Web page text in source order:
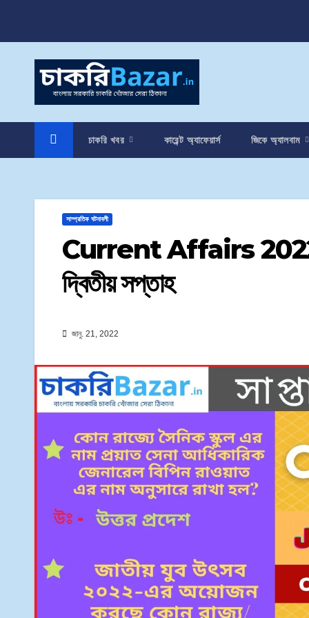
চাকরি খবর কারেন্ট অ্যাফেয়ার্স জিকে অ্যালবাম
সাম্প্রতিক ঘটনাবলী
Current Affairs 2022 |
দ্বিতীয় সপ্তাহ
জানু. 21, 2022